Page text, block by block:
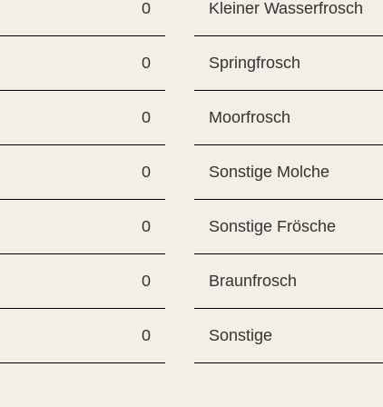
0
0
0
0
0
0
0
Kleiner Wasserfrosch
Springfrosch
Moorfrosch
Sonstige Molche
Sonstige Frösche
Braunfrosch
Sonstige